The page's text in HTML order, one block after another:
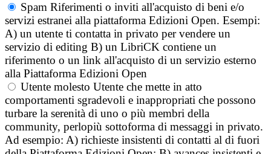
Spam Riferimenti o inviti all'acquisto di beni e/o
servizi estranei alla piattaforma Edizioni Open. Esempi:
A) un utente ti contatta in privato per vendere un
servizio di editing B) un LibriCK contiene un
riferimento o un link all'acquisto di un servizio esterno
alla Piattaforma Edizioni Open
Utente molesto Utente che mette in atto
comportamenti sgradevoli e inappropriati che possono
turbare la serenità di uno o più membri della
community, perlopiù sottoforma di messaggi in privato.
Ad esempio: A) richieste insistenti di contatti al di fuori